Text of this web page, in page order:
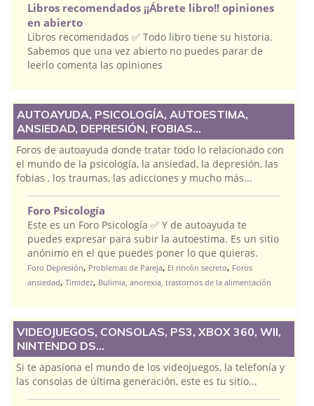
Libros recomendados ¡¡Ábrete libro!! opiniones
en abierto
Libros recomendados ✅ Todo libro tiene su historia.
Sabemos que una vez abierto no puedes parar de
leerlo comenta las opiniones
AUTOAYUDA, PSICOLOGÍA, AUTOESTIMA,
ANSIEDAD, DEPRESIÓN, FOBIAS...
Foros de autoayuda donde tratar todo lo relacionado con
el mundo de la psicología, la ansiedad, la depresión, las
fobias , los traumas, las adicciones y mucho más...
Foro Psicología
Este es un Foro Psicología ✅ Y de autoayuda te
puedes expresar para subir la autoestima. Es un sitio
anónimo en el que puedes poner lo que quieras.
Foro Depresión, Problemas de Pareja, El rincón secreto, Foros
ansiedad, Timidez, Bulimia, anorexia, trastornos de la alimentación
VIDEOJUEGOS, CONSOLAS, PS3, XBOX 360, WII,
NINTENDO DS...
Si te apasiona el mundo de los videojuegos, la telefonía y
las consolas de última generación, este es tu sitio...